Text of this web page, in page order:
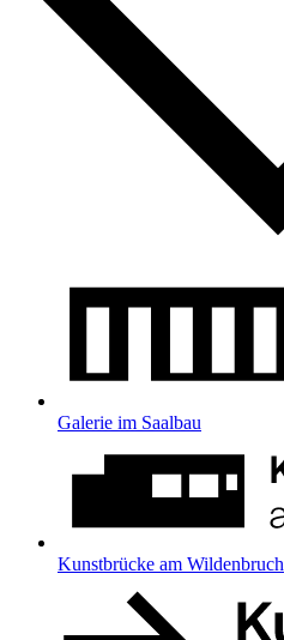
Galerie im Saalbau
Kunstbrücke am Wildenbruch